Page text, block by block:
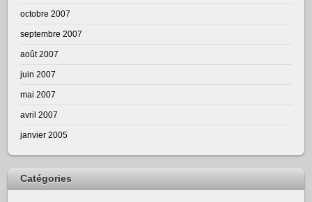
octobre 2007
septembre 2007
août 2007
juin 2007
mai 2007
avril 2007
janvier 2005
Catégories